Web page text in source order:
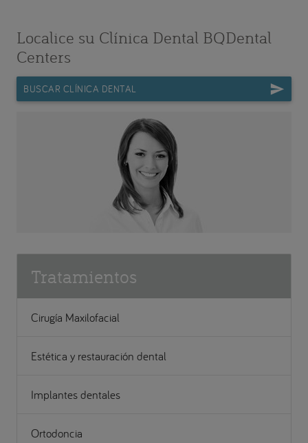
Localice su Clínica Dental BQDental
Centers
BUSCAR CLÍNICA DENTAL
Tratamientos
Cirugía Maxilofacial
Estética y restauración dental
Implantes dentales
Ortodoncia